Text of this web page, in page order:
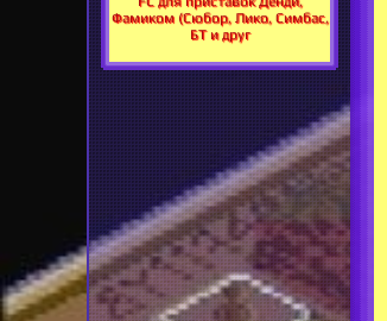
Фамиком (Сюбор, Лико, Симбас,
БТ и друг